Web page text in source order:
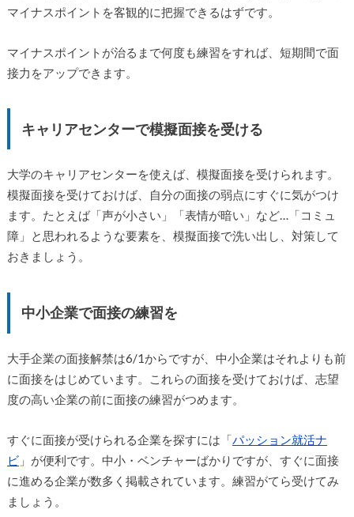
マイナスポイントを客観的に把握できるはずです。
マイナスポイントが治るまで何度も練習をすれば、短期間で面
接力をアップできます。
キャリアセンターで模擬面接を受ける
大学のキャリアセンターを使えば、模擬面接を受けられます。
模擬面接を受けておけば、自分の面接の弱点にすぐに気がつけ
ます。たとえば「声が小さい」「表情が暗い」など…「コミュ
障」と思われるような要素を、模擬面接で洗い出し、対策して
おきましょう。
中小企業で面接の練習を
大手企業の面接解禁は6/1からですが、中小企業はそれよりも前
に面接をはじめています。これらの面接を受けておけば、志望
度の高い企業の前に面接の練習がつめます。
すぐに面接が受けられる企業を探すには「パッション就活ナ
ビ」が便利です。中小・ベンチャーばかりですが、すぐに面接
に進める企業が数多く掲載されています。練習がてら受けてみ
ましょう。